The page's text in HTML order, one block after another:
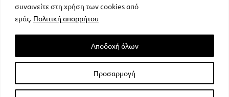
συναινείτε στη χρήση των cookies από
εμάς. Πολιτική απορρήτου
Προσαρμογή
Αποδοχή όλων
μοναδικός αριθμός Μ.Η.Τ. 232223